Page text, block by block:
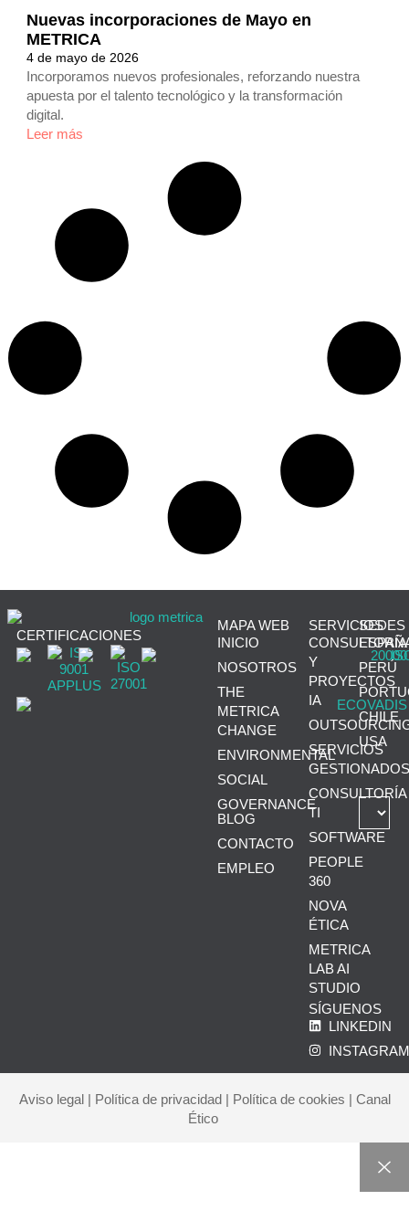
Nuevas incorporaciones de Mayo en
METRICA
4 de mayo de 2026
Incorporamos nuevos profesionales, reforzando nuestra
apuesta por el talento tecnológico y la transformación
digital.
Leer más
CERTIFICACIONES
MAPA WEB
INICIO
NOSOTROS
THE
METRICA
CHANGE
ENVIRONMENTAL
SOCIAL
GOVERNANCE
BLOG
CONTACTO
EMPLEO
SERVICIOS
CONSULTORÍA
Y
PROYECTOS
IA
SERVICIOS
GESTIONADOS
CONSULTORÍA
TI
SOFTWARE
PEOPLE
360
NOVA
ÉTICA
METRICA
LAB AI
STUDIO
SÍGUENOS
LINKEDIN
SEDES
PERÚ
CHILE
USA
Aviso legal| Política de privacidad| Política de cookies | Canal
Ético